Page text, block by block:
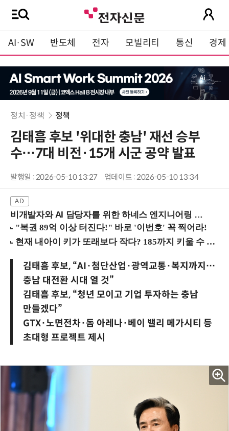
AI·SW 반도체 전자 모빌리티 통신 경제
정치·정책 정책
김태흠 후보 '위대한 충남' 재선 승부
수…7대 비전·15개 시군 공약 발표
발행일 : 2026-05-10 13:27 업데이트 : 2026-05-10 13:34
비개발자와 AI 담당자를 위한 하네스 엔지니어링 입문과정 (8/20 신논현역)
김태흠 후보, “AI·첨단산업·광역교통·복지까지…
충남 대전환 시대 열 것”
김태흠 후보, “청년 모이고 기업 투자하는 충남
만들겠다”
GTX·노면전차·돔 아레나·베이 밸리 메가시티 등
초대형 프로젝트 제시